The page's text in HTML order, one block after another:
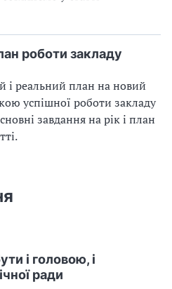
роботи закладу
реальний план на новий
успішної роботи закладу
завдання на рік і план
і головою, і
ради